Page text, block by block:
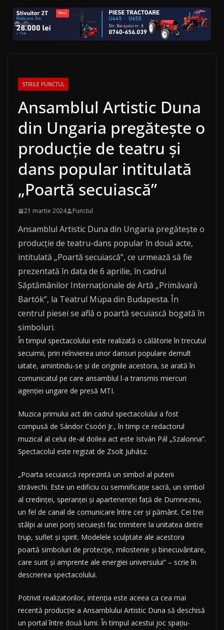
STIRILE PUNCTUL
Ansamblul Artistic Duna
din Ungaria pregăteşte o
producţie de teatru şi
dans popular intitulată
„Poartă secuiască”
21 martie 2024 Punctul
Ansamblul Artistic Duna din Ungaria pregăteşte o
producţie de teatru-dans popular în două acte,
intitulată „Poartă secuiască”, ce urmează să fie
prezentată în data de 6 aprilie, în cadrul
Săptămânilor Internaţionale de Artă „Primăvară
Bartók”, la Teatrul Müpa din Budapesta. În
centrul piesei se află o poartă secuiască bogată în
simboluri.
În timpul spectacolului este realizată o călătorie în trecutul
secuimii, prin reînvierea unor dansuri populare demult
uitate, amintindu-se şi de originile acestora, se arată în
comunicatul pe care ansamblul l-a transmis miercuri
agenţiei ungare de presă MTI.
Muzica primului act din cadrul spectacolului a fost
compusă de Sándor Csoóri Jr., în timp ce redactorul
muzical al celui de-al doilea act este István Pál „Szalonna”.
Spectacolul este regizat de Zsolt Juhász.
„Poarta secuiască reprezintă un simbol al puterii
străvechi. Este un edificiu cu semnificaţie sacră, un simbol
al credinţei, speranţei şi apartenenţei faţă de Dumnezeu,
un fel de canal de comunicare între cer şi pământ. Cei trei
stâlpi ai unei porţi secuieşti fac trimitere la unitatea dintre
trup, suflet şi spirit. Modelele sculptate ale acestora
poartă simboluri de protecţie, milostenie şi binecuvântare,
care sunt şi amprente ale energiei universului” – scrie în
descrierea spectacolului.
Potrivit realizatorilor, intenţia este aceea ca cea mai
recentă producţie a Ansamblului Artistic Duna să deschisă
un portal între două lumi. În timpul acestui joc spaţiu-